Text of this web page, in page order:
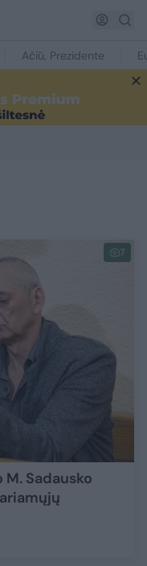
Ačiū, Prezidente
7
Sadausko